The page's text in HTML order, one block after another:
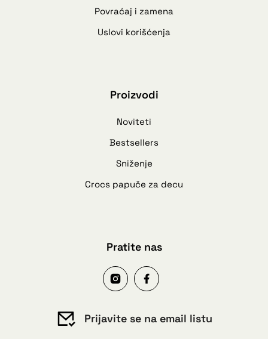
Povraćaj i zamena
Uslovi korišćenja
Proizvodi
Noviteti
Bestsellers
Sniženje
Crocs papuče za decu
Pratite nas
Prijavite se na email listu